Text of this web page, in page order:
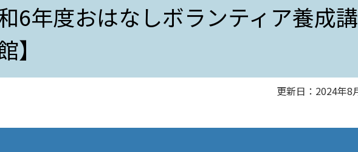
6年度おはなしボランティア養成講
】
更新日：2024年8